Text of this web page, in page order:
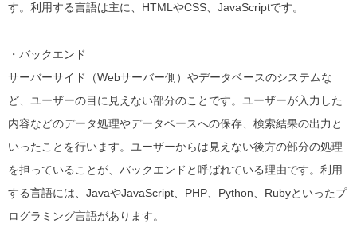
す。利用する言語は主に、HTMLやCSS、JavaScriptです。
・バックエンド
サーバーサイド（Webサーバー側）やデータベースのシステムな
ど、ユーザーの目に見えない部分のことです。ユーザーが入力した
内容などのデータ処理やデータベースへの保存、検索結果の出力と
いったことを行います。ユーザーからは見えない後方の部分の処理
を担っていることが、バックエンドと呼ばれている理由です。 利用
する言語には、JavaやJavaScript、PHP、Python、Rubyといったプ
ログラミング言語があります。